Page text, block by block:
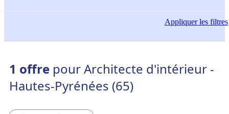
Appliquerles filtres
1 offre pour Architecte d'intérieur -
Hautes-Pyrénées (65)